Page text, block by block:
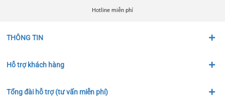
Hotline miễn phí
THÔNG TIN
Hỗ trợ khách hàng
Tổng đài hỗ trợ (tư vấn miễn phí)